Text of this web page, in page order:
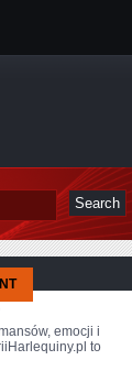
emocji i
to